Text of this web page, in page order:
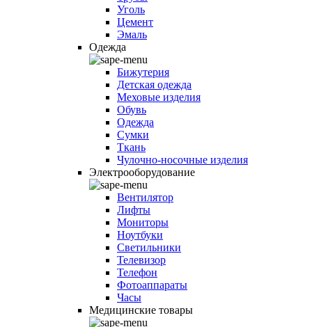
Уголь
Цемент
Эмаль
Одежда
Бижутерия
Детская одежда
Меховые изделия
Обувь
Одежда
Сумки
Ткань
Чулочно-носочные изделия
Электрооборудование
Вентилятор
Лифты
Мониторы
Ноутбуки
Светильники
Телевизор
Телефон
Фотоаппараты
Часы
Медицинские товары